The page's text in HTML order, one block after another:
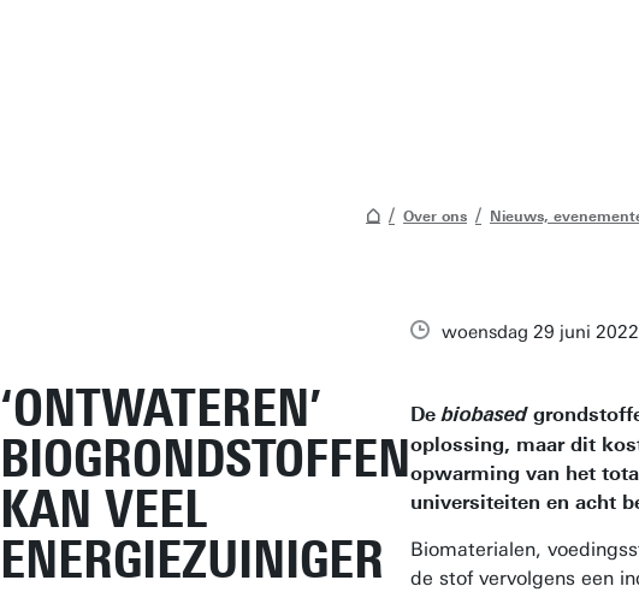
Over ons Nieuws,
‘ONTWATEREN’
BIOGRONDSTOFFEN
KAN VEEL
ENERGIEZUINIGER
woensdag 29 juni 2022
De biobased
oplossing, maar dit
opwarming van het
universiteiten en acht
Biomaterialen,
de stof vervolgens een